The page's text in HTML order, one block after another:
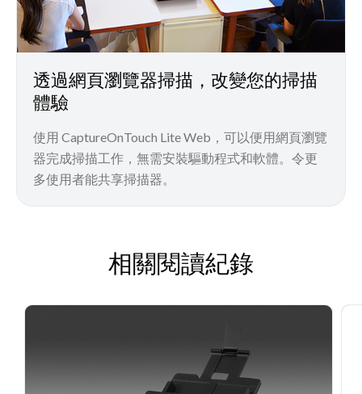
透過網頁瀏覽器掃描，改變您的掃描
體驗
使用 CaptureOnTouch Lite Web，可以便用網頁瀏覽
器完成掃描工作，無需安裝驅動程式和軟體。令更
多使用者能共享掃描器。
相關閱讀紀錄